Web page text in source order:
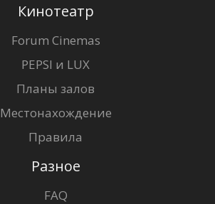
Кинотеатр
Forum Cinemas
PEPSI и LUX
Планы залов
Местонахождение
Правила
Разное
FAQ